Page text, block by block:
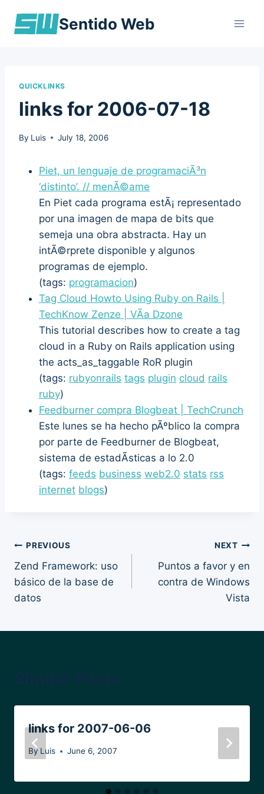
Sentido Web
QUICKLINKS
links for 2006-07-18
By Luis July 18, 2006
Piet, un lenguaje de programaciÃ³n
‘distinto’. // menÃ©ame
En Piet cada programa estÃ¡ representado
por una imagen de mapa de bits que
semeja una obra abstracta. Hay un
intÃ©rprete disponible y algunos
programas de ejemplo.
(tags: programacion)
Tag Cloud Howto Using Ruby on Rails |
TechKnow Zenze | VÃ­a Dzone
This tutorial describes how to create a tag
cloud in a Ruby on Rails application using
the acts_as_taggable RoR plugin
(tags: rubyonrails tags plugin cloud rails
ruby)
Feedburner compra Blogbeat | TechCrunch
Este lunes se ha hecho pÃºblico la compra
por parte de Feedburner de Blogbeat,
sistema de estadÃ­sticas a lo 2.0
(tags: feeds business web2.0 stats rss
internet blogs)
Post
navigation
PREVIOUS
Zend Framework: uso
básico de la base de
datos
NEXT
Puntos a favor y en
contra de Windows
Vista
links for 2007-06-06
By Luis June 6, 2007